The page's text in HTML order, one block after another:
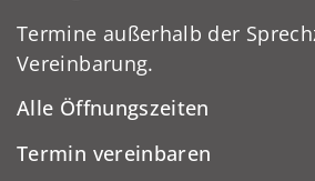
Termine außerhalb der
Vereinbarung.
Alle Öffnungszeiten
Termin vereinbaren